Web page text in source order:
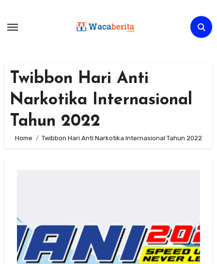
content
Twibbon Hari Anti
Narkotika Internasional
Tahun 2022
Home Twibbon Hari Anti Narkotika Internasional Tahun 2022